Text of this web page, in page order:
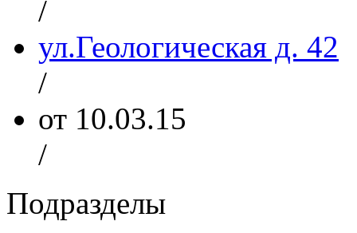
/
ул.Геологическая д. 42
/
от 10.03.15
/
Подразделы